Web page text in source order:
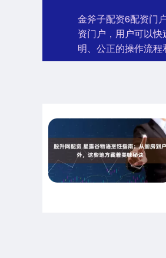
金斧子配资6配资门
资门户，用户可以
明、公正的操作流程